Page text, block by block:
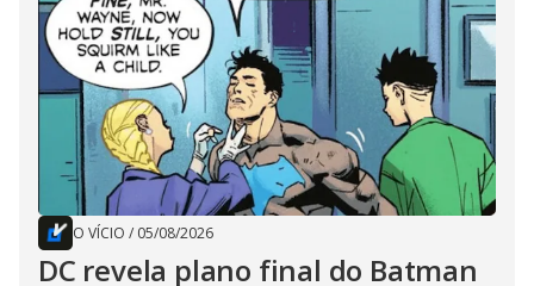
O VÍCIO / 05/08/2026
DC revela plano final do Batman